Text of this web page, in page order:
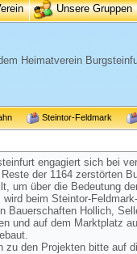
Unsere Gruppen
Heimatverein
Steintor-Feldmark
engagiert sich bei
der 1164 zerstörten
um über die Bedeutung
beim Steintor-
Bauerschaften Hollich,
und auf dem Marktplatz
zu den Projekten bitte auf